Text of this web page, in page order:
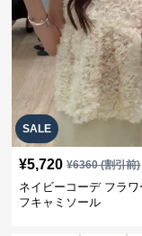
SALE
¥5,720 ¥6360(割引前)
ネイビーコーデ フラワ
フキャミソール